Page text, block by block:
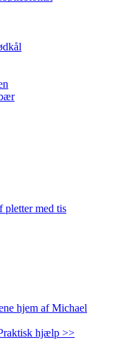
pletter med tis
hjem af Michael
hjælp >>